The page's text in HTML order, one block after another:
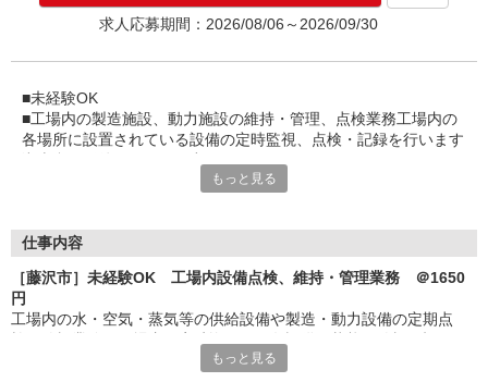
求人応募期間：2026/08/06～2026/09/30
■未経験OK
■工場内の製造施設、動力施設の維持・管理、点検業務工場内の
各場所に設置されている設備の定時監視、点検・記録を行います
■ワンコイン以下で食べられる食堂あり
もっと見る
仕事内容
［藤沢市］未経験OK 工場内設備点検、維持・管理業務 ＠1650
円
工場内の水・空気・蒸気等の供給設備や製造・動力設備の定期点
不具合の対応・工場内を社有車（マニュアル車）で巡回
もっと見る